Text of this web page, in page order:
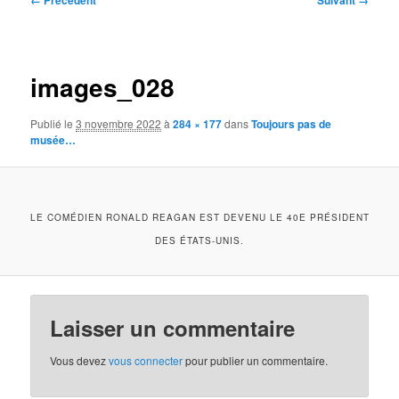
images_028
Publié le3 novembre 2022 à284 × 177dansToujours pas de
musée…
LE COMÉDIEN RONALD REAGAN EST DEVENU LE 40E PRÉSIDENT
DES ÉTATS-UNIS.
Laisser un commentaire
Vous devezvous connecterpour publier un commentaire.